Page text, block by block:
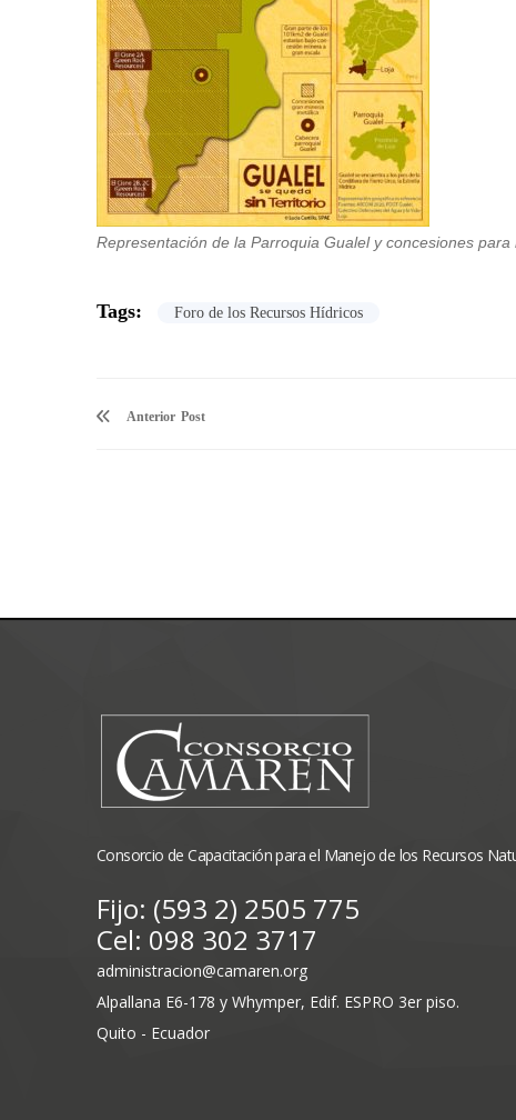
Representación de la Parroquia Gualel y concesiones para
Tags: Foro de los Recursos Hídricos
Anterior
Consorcio de Capacitación para el Manejo de los Recursos
Fijo: (593 2) 2505 775
Cel: 098 302 3717
administracion@camaren.org
Alpallana E6-178 y Whymper, Edif. ESPRO 3er piso.
Quito - Ecuador